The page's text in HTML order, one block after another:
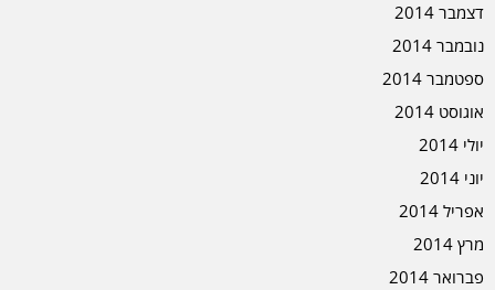
דצמבר 2014
נובמבר 2014
ספטמבר 2014
אוגוסט 2014
יולי 2014
יוני 2014
אפריל 2014
מרץ 2014
פברואר 2014